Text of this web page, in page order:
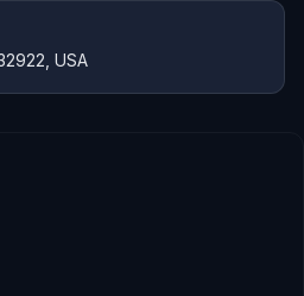
USA